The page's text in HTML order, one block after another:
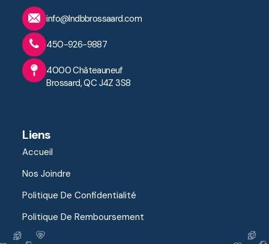
info@lndbbrossaard.com
450-926-9887
4000 Châteauneuf
Brossard, QC J4Z 3S8
Liens
Accueil
Nos Joindre
Politique De Confidentialité
Politique De Remboursement